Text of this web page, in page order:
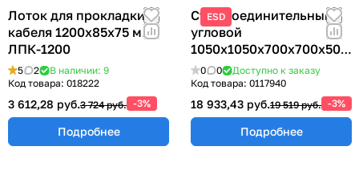
Лоток для прокладки
кабеля 1200х85х75 мм
ЛПК-1200
5 2
В наличии: 9
Код товара: 018222
3 612,28 руб.3 724 руб. -3%
Подробнее
ESD
Стол соединительный
угловой
1050х1050х700х700х500
мм ССУ-700
0 0
Доступно к заказу
Код товара: 0117940
18 933,43 руб.19 519 руб. -3%
Подробнее